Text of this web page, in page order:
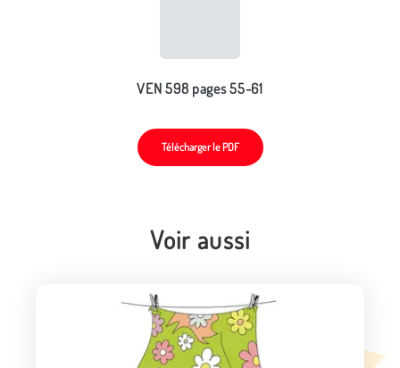
VEN 598 pages 55-61
Télécharger le PDF
Voir aussi